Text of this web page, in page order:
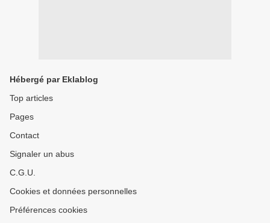
Hébergé par Eklablog
Top articles
Pages
Contact
Signaler un abus
C.G.U.
Cookies et données personnelles
Préférences cookies